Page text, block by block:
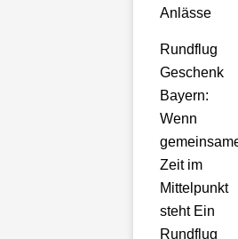
Anlässe
Rundflug
Geschenk
Bayern:
Wenn
Zeit im
Mittelpunkt
steht Ein
Rundflug